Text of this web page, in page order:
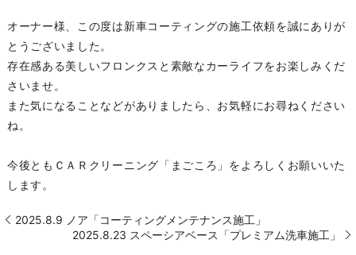
オーナー様、この度は新車コーティングの施工依頼を誠にありが
とうございました。
存在感ある美しいフロンクスと素敵なカーライフをお楽しみくだ
さいませ。
また気になることなどがありましたら、お気軽にお尋ねください
ね。
今後ともＣＡＲクリーニング「まごころ」をよろしくお願いいた
します。
2025.8.9 ノア「コーティングメンテナンス施工」
2025.8.23 スペーシアベース「プレミアム洗車施工」